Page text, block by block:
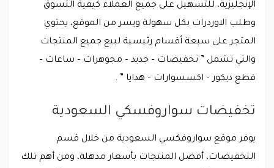
الإنجليزية، للتسهيل على جميع العملاء كيفية التسوق
وطلب الاوردرات بكل سهولة ويسر من الموقع، يحتوي
المتجر على سبعة أقسام رئيسية لبيع جميع المنتجات
والتي تشمل ” تخفيضات – جديد – مجوهرات – ساعات –
قطع ديكور – اكسسوارات – هدايا ” .
تخفيضات سواروفسكي السعودية
يوفر موقع سواروفكسي السعودية من خلال قسم
التخفيضات، أفضل المنتجات بأسعار مذهلة، ومن أهم تلك